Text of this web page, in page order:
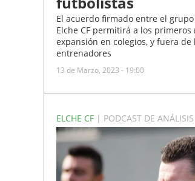
El acuerdo firmado entre el
Elche CF permitirá a los
expansión en colegios, y fuera
entrenadores
13 de Marzo, 2023 - 19:00
ELCHE CF | PODCAST DE